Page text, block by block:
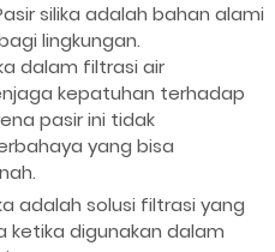
silika adalah bahan alami
lingkungan.
dalam filtrasi air
kepatuhan terhadap
pasir ini tidak
yang bisa
adalah solusi filtrasi yang
digunakan dalam